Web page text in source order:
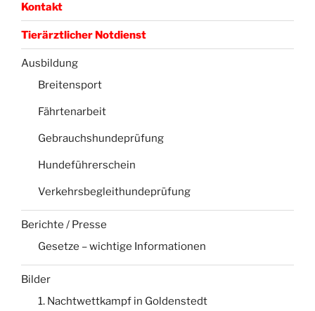
Kontakt
Tierärztlicher Notdienst
Ausbildung
Breitensport
Fährtenarbeit
Gebrauchshundeprüfung
Hundeführerschein
Verkehrsbegleithundeprüfung
Berichte / Presse
Gesetze – wichtige Informationen
Bilder
1. Nachtwettkampf in Goldenstedt